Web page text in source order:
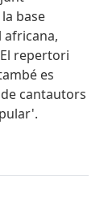
base
africana,
repertori
es
cantautors